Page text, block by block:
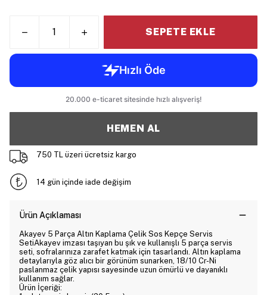
SEPETE EKLE
HEMEN AL
750 TL üzeri ücretsiz kargo
14 gün içinde iade değişim
Ürün Açıklaması
Akayev 5 Parça Altın Kaplama Çelik Sos Kepçe Servis
SetiAkayev imzası taşıyan bu şık ve kullanışlı 5 parça servis
seti, sofralarınıza zarafet katmak için tasarlandı. Altın kaplama
detaylarıyla göz alıcı bir görünüm sunarken, 18/10 Cr-Ni
paslanmaz çelik yapısı sayesinde uzun ömürlü ve dayanıklı
kullanım sağlar.
Ürün İçeriği: